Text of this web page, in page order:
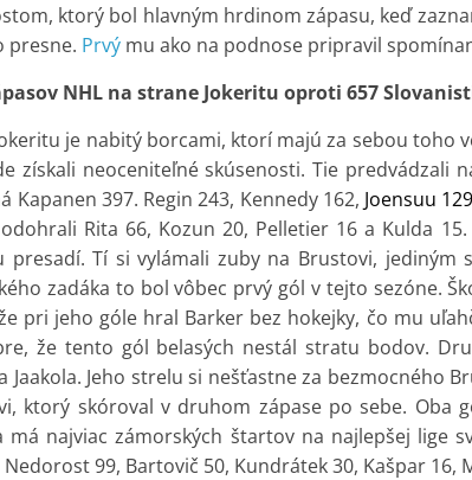
ktorý bol hlavným hrdinom zápasu, keď
presne. Prvý mu ako na podnose pripravil
NHL na strane Jokeritu oproti 657
je nabitý borcami, ktorí majú za sebou toho
získali neoceniteľné skúsenosti. Tie predvádzali
Kapanen 397. Regin 243, Kennedy 162, Joensuu
Rita 66, Kozun 20, Pelletier 16 a Kulda
presadí. Tí si vylámali zuby na Brustovi, jediným
zadáka to bol vôbec prvý gól v tejto sezóne.
pri jeho góle hral Barker bez hokejky, čo mu
že tento gól belasých nestál stratu bodov.
Jaakola. Jeho strelu si nešťastne za bezmocného
ktorý skóroval v druhom zápase po sebe.
má najviac zámorských štartov na najlepšej lige
Nedorost 99, Bartovič 50, Kundrátek 30, Kašpar